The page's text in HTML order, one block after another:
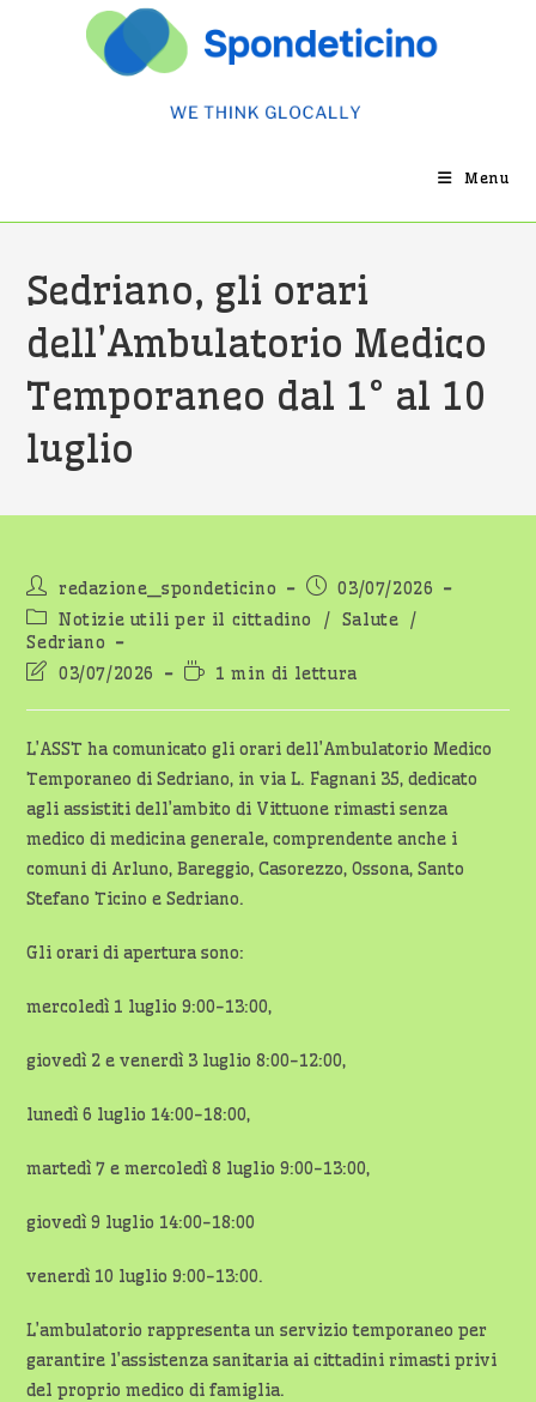
Menu
Sedriano, gli orari
dell’Ambulatorio Medico
Temporaneo dal 1° al 10
luglio
Autore
dell'articolo:
redazione_spondeticino
Articolo
pubblicato:
03/07/2026
Categoria
dell'articolo:
Notizie utili per il cittadino / Salute /
Sedriano
Ultima
dell'articolo:
03/07/2026
Tempo
lettura:
1 min di lettura
L’ASST ha comunicato gli orari dell’Ambulatorio Medico
Temporaneo di Sedriano, in via L. Fagnani 35, dedicato
agli assistiti dell’ambito di Vittuone rimasti senza
medico di medicina generale, comprendente anche i
comuni di Arluno, Bareggio, Casorezzo, Ossona, Santo
Stefano Ticino e Sedriano.
Gli orari di apertura sono:
mercoledì 1 luglio 9:00-13:00,
giovedì 2 e venerdì 3 luglio 8:00-12:00,
lunedì 6 luglio 14:00-18:00,
martedì 7 e mercoledì 8 luglio 9:00-13:00,
giovedì 9 luglio 14:00-18:00
venerdì 10 luglio 9:00-13:00.
L’ambulatorio rappresenta un servizio temporaneo per
garantire l’assistenza sanitaria ai cittadini rimasti privi
del proprio medico di famiglia.